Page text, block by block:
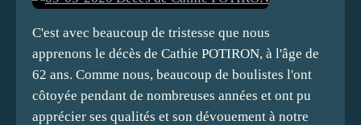
C'est avec beaucoup de tristesse que nous
apprenons le décès de Cathie POTIRON, à l'âge de
62 ans. Comme nous, beaucoup de boulistes l'ont
côtoyée pendant de nombreuses années et ont pu
apprécier ses qualités et son dévouement à notre